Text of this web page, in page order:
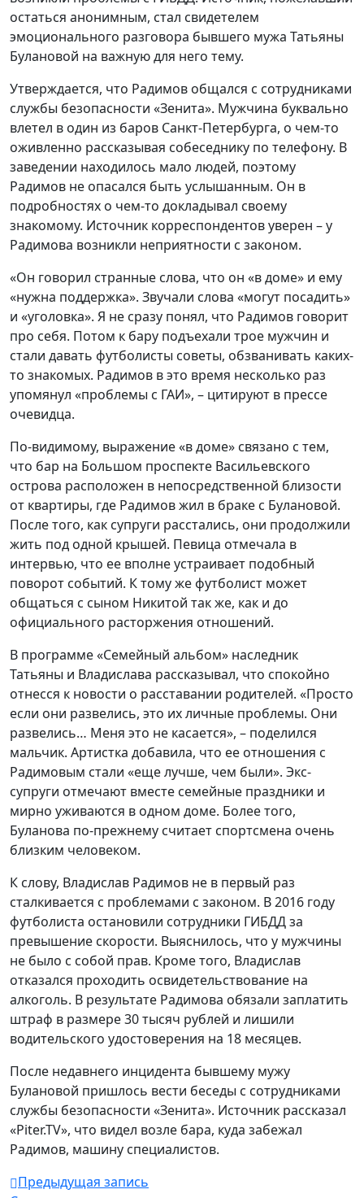
остаться анонимным, стал свидетелем
эмоционального разговора бывшего мужа Татьяны
Булановой на важную для него тему.
Утверждается, что Радимов общался с сотрудниками
службы безопасности «Зенита». Мужчина буквально
влетел в один из баров Санкт-Петербурга, о чем-то
оживленно рассказывая собеседнику по телефону. В
заведении находилось мало людей, поэтому
Радимов не опасался быть услышанным. Он в
подробностях о чем-то докладывал своему
знакомому. Источник корреспондентов уверен – у
Радимова возникли неприятности с законом.
«Он говорил странные слова, что он «в доме» и ему
«нужна поддержка». Звучали слова «могут посадить»
и «уголовка». Я не сразу понял, что Радимов говорит
про себя. Потом к бару подъехали трое мужчин и
стали давать футболисты советы, обзванивать каких-
то знакомых. Радимов в это время несколько раз
упомянул «проблемы с ГАИ», – цитируют в прессе
очевидца.
По-видимому, выражение «в доме» связано с тем,
что бар на Большом проспекте Васильевского
острова расположен в непосредственной близости
от квартиры, где Радимов жил в браке с Булановой.
После того, как супруги расстались, они продолжили
жить под одной крышей. Певица отмечала в
интервью, что ее вполне устраивает подобный
поворот событий. К тому же футболист может
общаться с сыном Никитой так же, как и до
официального расторжения отношений.
В программе «Семейный альбом» наследник
Татьяны и Владислава рассказывал, что спокойно
отнесся к новости о расставании родителей. «Просто
если они развелись, это их личные проблемы. Они
развелись… Меня это не касается», – поделился
мальчик. Артистка добавила, что ее отношения с
Радимовым стали «еще лучше, чем были». Экс-
супруги отмечают вместе семейные праздники и
мирно уживаются в одном доме. Более того,
Буланова по-прежнему считает спортсмена очень
близким человеком.
К слову, Владислав Радимов не в первый раз
сталкивается с проблемами с законом. В 2016 году
футболиста остановили сотрудники ГИБДД за
превышение скорости. Выяснилось, что у мужчины
не было с собой прав. Кроме того, Владислав
отказался проходить освидетельствование на
алкоголь. В результате Радимова обязали заплатить
штраф в размере 30 тысяч рублей и лишили
водительского удостоверения на 18 месяцев.
После недавнего инцидента бывшему мужу
Булановой пришлось вести беседы с сотрудниками
службы безопасности «Зенита». Источник рассказал
«Piter.TV», что видел возле бара, куда забежал
Радимов, машину специалистов.
Предыдущая запись